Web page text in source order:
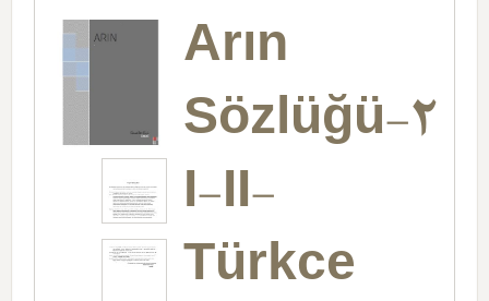
Arın
Sözlüğü-
I-II-
Türkce